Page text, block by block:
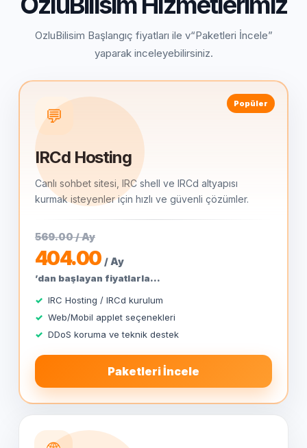
OzluBilisim Başlangıç fiyatları ile v“Paketleri İncele”
yaparak inceleyebilirsiniz.
Popüler
💬
IRCd Hosting
Canlı sohbet sitesi, IRC shell ve IRCd altyapısı
kurmak isteyenler için hızlı ve güvenli çözümler.
569.00 / Ay
404.00/ Ay
’dan başlayan fiyatlarla...
IRC Hosting / IRCd kurulum
Web/Mobil applet seçenekleri
DDoS koruma ve teknik destek
Paketleri İncele